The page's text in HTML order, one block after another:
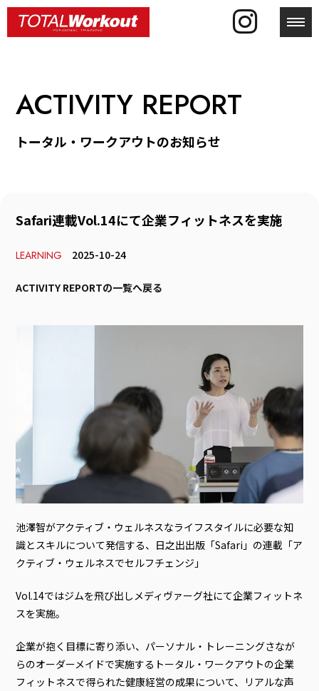
ACTIVITY REPORT
トータル・ワークアウトのお知らせ
Safari連載Vol.14にて企業フィットネスを実施
LEARNING 2025-10-24
ACTIVITY REPORTの一覧へ戻る
池澤智がアクティブ・ウェルネスなライフスタイルに必要な知
識とスキルについて発信する、日之出出版「Safari」の連載「ア
クティブ・ウェルネスでセルフチェンジ」
Vol.14ではジムを飛び出しメディヴァーグ社にて企業フィットネ
スを実施。
企業が抱く目標に寄り添い、パーソナル・トレーニングさなが
らのオーダーメイドで実施するトータル・ワークアウトの企業
フィットネスで得られた健康経営の成果について、リアルな声